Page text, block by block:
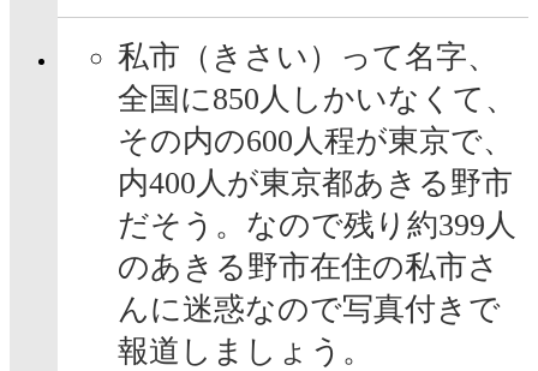
私市（きさい）って名字、
全国に850人しかいなくて、
その内の600人程が東京で、
内400人が東京都あきる野市
だそう。なので残り約399人
のあきる野市在住の私市さ
んに迷惑なので写真付きで
報道しましょう。